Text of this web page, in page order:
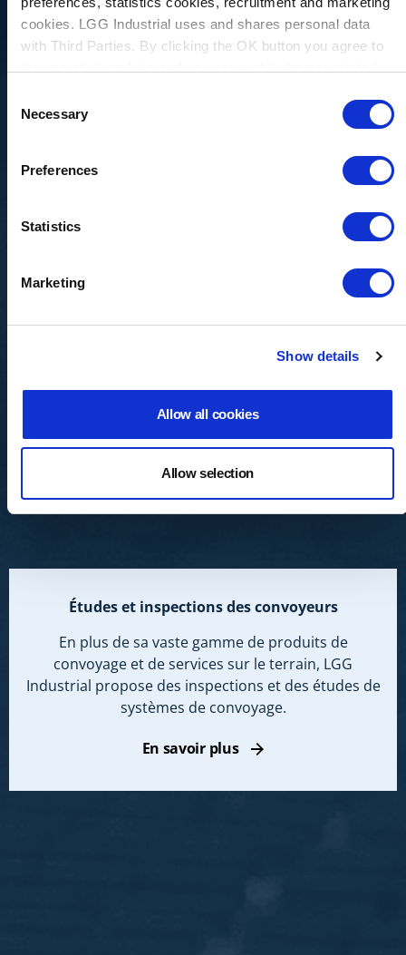
cookies. LGG Industrial uses and shares personal data
with Third Parties. By clicking the OK button you agree to
Selection
Necessary
Preferences
Statistics
Marketing
Show details
Allow all cookies
Allow selection
Services d'installation et de réparation sur le
LGG Industrial dispose d'équipes d'entretien de
toute l'Amérique du Nord, pour se mobiliser et
répondre à tous vos besoins en matière de
systèmes de convoyeurs, 24 heures sur 24, 7 jours
En savoir plus
Études et inspections des convoyeurs
En plus de sa vaste gamme de produits de
convoyage et de services sur le terrain, LGG
Industrial propose des inspections et des études de
systèmes de convoyage.
En savoir plus